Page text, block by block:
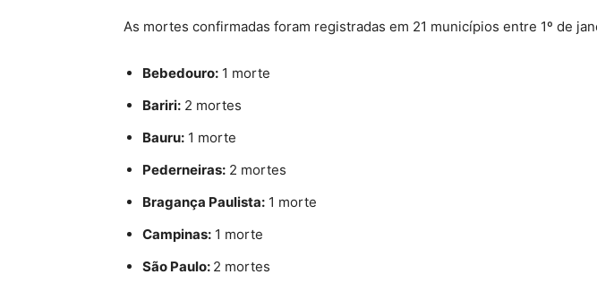
As mortes confirmadas foram registradas em 21 municípios entre 1º de
Bebedouro: 1 morte
Bariri: 2 mortes
Bauru: 1 morte
Pederneiras: 2 mortes
Bragança Paulista: 1 morte
Campinas: 1 morte
São Paulo: 2 mortes